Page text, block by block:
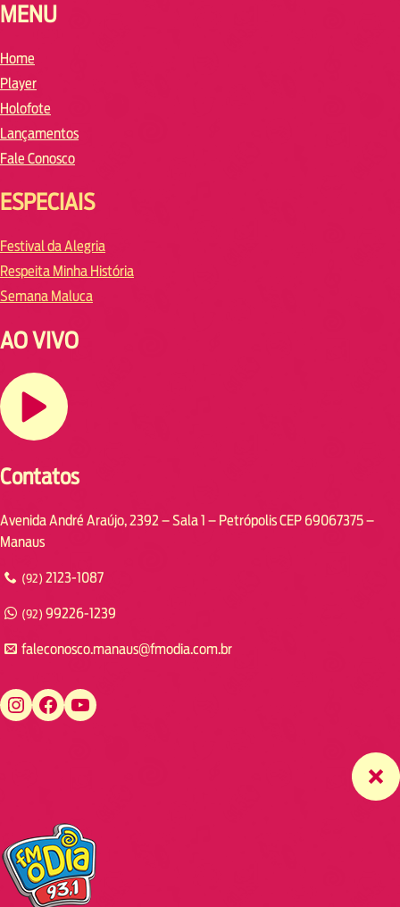
MENU
Home
Player
Holofote
Lançamentos
Fale Conosco
ESPECIAIS
Festival da Alegria
Respeita Minha História
Semana Maluca
AO VIVO
Contatos
Avenida André Araújo, 2392 – Sala 1 – Petrópolis CEP 69067375 –
Manaus
(92) 2123-1087
(92) 99226-1239
faleconosco.manaus@fmodia.com.br
https://www.instagram.com/fmodiamanaus/ https://www.facebook.com/fmodiamanaus https://www.youtube.com/user/radiofmodia